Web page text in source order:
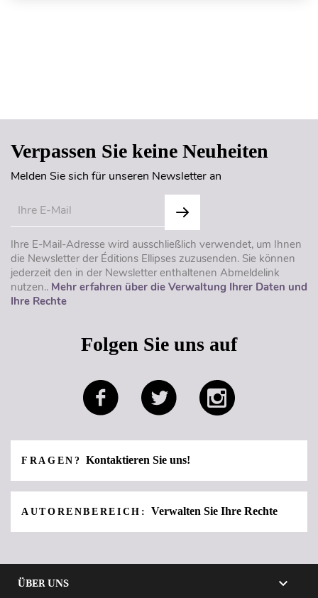
Verpassen Sie keine Neuheiten
Melden Sie sich für unseren Newsletter an
Ihre E-Mail-Adresse wird ausschließlich verwendet, um Ihnen
die Newsletter der Éditions Ellipses zuzusenden. Sie können
jederzeit den in der Newsletter enthaltenen Abmeldelink
nutzen.. Mehr erfahren über die Verwaltung Ihrer Daten und
Ihre Rechte
Folgen Sie uns auf
FRAGEN?Kontaktieren Sie uns!
AUTORENBEREICH: Verwalten Sie Ihre Rechte
ÜBER UNS 